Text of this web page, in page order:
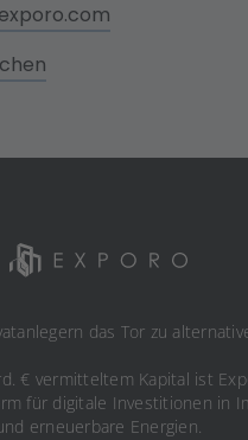
das Tor zu
€ vermitteltem Kapital ist
für digitale Investitionen in
erneuerbare Energien.